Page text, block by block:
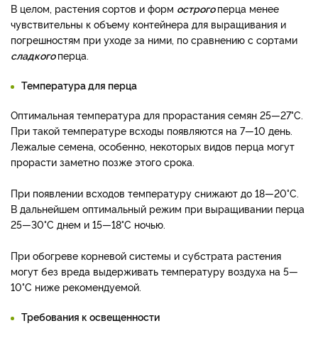
В целом, растения сортов и форм острогоперца менее
чувствительны к объему контейнера для выращивания и
погрешностям при уходе за ними, по сравнению с сортами
сладкогоперца.
Температура для перца
Оптимальная температура для прорастания семян 25—27°С.
При такой температуре всходы появляются на 7—10 день.
Лежалые семена, особенно, некоторых видов перца могут
прорасти заметно позже этого срока.
При появлении всходов температуру снижают до 18—20°С.
В дальнейшем оптимальный режим при выращивании перца
25—30°С днем и 15—18°С ночью.
При обогреве корневой системы и субстрата растения
могут без вреда выдерживать температуру воздуха на 5—
10°С ниже рекомендуемой.
Требования к освещенности